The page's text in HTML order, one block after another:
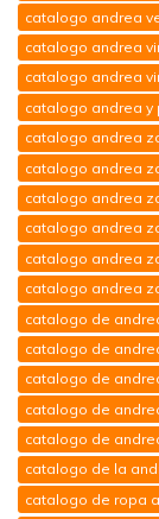
catalogo andrea
catalogo andrea
catalogo andrea
catalogo andrea y
catalogo andrea
catalogo andrea
catalogo andrea
catalogo andrea
catalogo andrea
catalogo andrea
catalogo de
catalogo de
catalogo de
catalogo de
catalogo de
catalogo de la
catalogo de ropa